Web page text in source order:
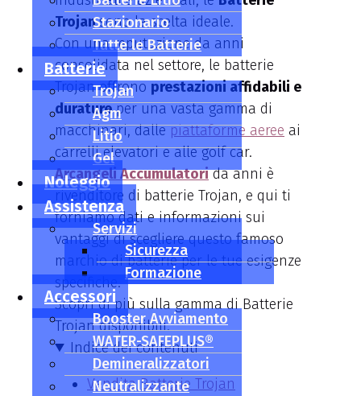
Stazionario
Tutte le Batterie
Batterie
Trojan
Agm
Litio
Gel
Noleggio
Assistenza
Servizi
Sicurezza
Formazione
Accessori
Booster Avviamento
WATER-SAFEPLUS®
Demineralizzatori
Neutralizzante
Trojansono la scelta ideale.
Con una reputazione da anni
consolidata nel settore, le batterie
Trojan offrono prestazioni affidabili e
duratureper una vasta gamma di
macchinari, dallepiattaforme aeree ai
carrelli elevatori e alle golf car.
Arcangeli Accumulatorida anni è
rivenditore di batterie Trojan, e qui ti
forniamo dati e informazioni sui
vantaggi di scegliere questo famoso
marchio di batterie per le tue esigenze
specifiche.
Scopri di più sulla gamma di Batterie
Trojan disponibili.
Indice dei contenuti
Vendita Batterie Trojan